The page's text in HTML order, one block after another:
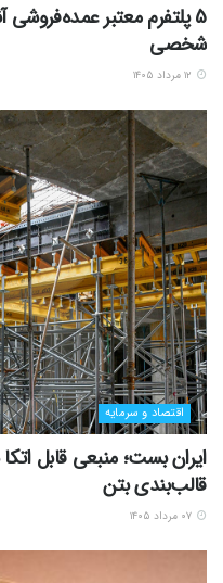
5 پلتفرم معتبر عمده‌فروشی
شخصی
اقتصاد و سرمایه
ایران بست؛ منبعی قابل
قالب‌بندی بتن